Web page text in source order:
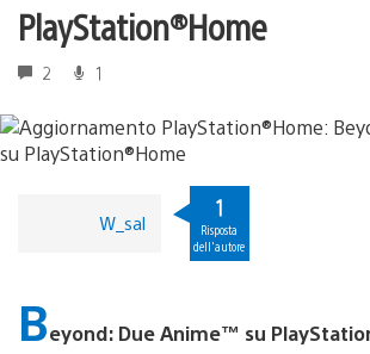
PlayStation®Home
2 1
W_sal
1
Risposta
dell'autore
Beyond: Due Anime™ su